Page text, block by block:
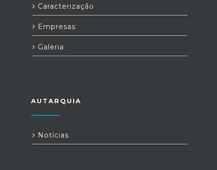
Caracterização
Empresas
Galeria
AUTARQUIA
Notícias